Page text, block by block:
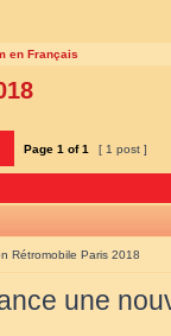
en Français
Page 1 of1 [ 1 post ]
Rétromobile Paris 2018
une